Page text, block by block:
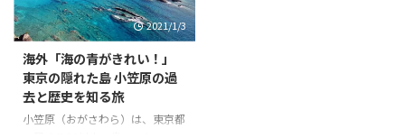
ショーボックスが出現するのだ。
ハローキティーショーボックス
は、ショーを見ながら食事を楽し
むことができる空間で、ここでは
ビーガン料理が頂ける。他にもこ
こ淡路島には、人気キャラクター
とコラボした空間が存在してい
2021/1/3
海外「海の青がきれい！」
東京の隠れた島 小笠原の過
去と歴史を知る旅
小笠原（おがさわら）は、東京都